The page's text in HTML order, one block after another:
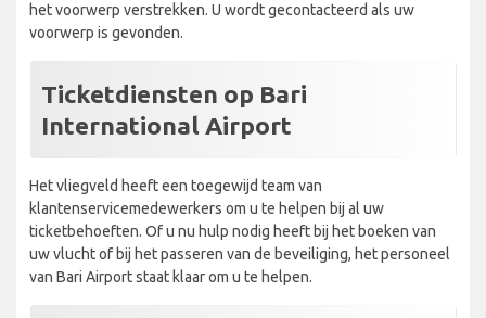
het voorwerp verstrekken. U wordt gecontacteerd als uw
voorwerp is gevonden.
Ticketdiensten op Bari
International Airport
Het vliegveld heeft een toegewijd team van
klantenservicemedewerkers om u te helpen bij al uw
ticketbehoeften. Of u nu hulp nodig heeft bij het boeken van
uw vlucht of bij het passeren van de beveiliging, het personeel
van Bari Airport staat klaar om u te helpen.